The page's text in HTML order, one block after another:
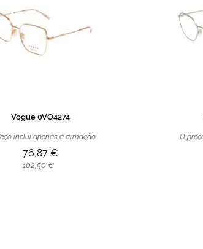
Vogue 0VO4274
inclui apenas a armação
76,87 €
102,50 €
O